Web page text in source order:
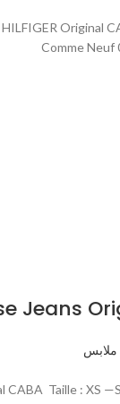
Original
Comme Neuf
Jeans
ملابس
CABA Taille : XS